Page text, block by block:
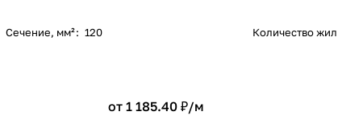
Сечение, мм²: 120 Количество жил
от 1 185.40 ₽/м